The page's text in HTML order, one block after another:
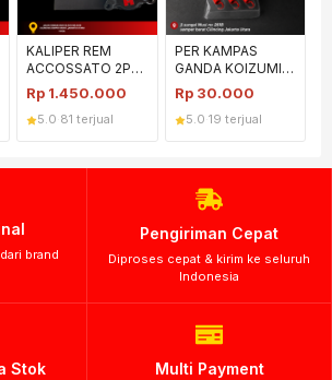
KALIPER REM
ACCOSSATO 2P
HITAM BLACK
ACCOSATO
Rp 1.450.000
5.0 81 terjual
PER KAMPAS
GANDA KOIZUMI
NMAX 2000RPM
Rp 30.000
5.0 19 terjual
brand
Pengiriman Cepat
Diproses cepat & kirim ke seluruh
Indonesia
Stok Multi Payment